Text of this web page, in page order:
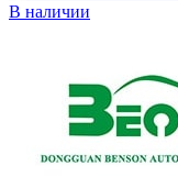
В наличии